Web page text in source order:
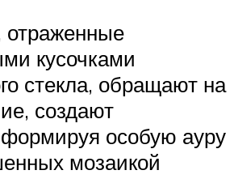
отраженные
кусочками
стекла, обращают на
создают
особую ауру
мозаикой